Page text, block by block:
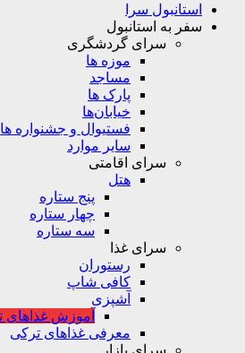
استانبول سرا
سفر به استانبول
سرای گردشگری
موزه ها
مساجد
پارک ها
خیابان‌ها
فستیوال و جشنواره ها
سایر موارد
سرای اقامتی
هتل
پنج ستاره
چهار ستاره
سه ستاره
سرای غذا
رستوران
کافی شاپ
آشپزی
آموزش غذاهای ترکی
معرفی غذاهای ترکی
سرای بازار